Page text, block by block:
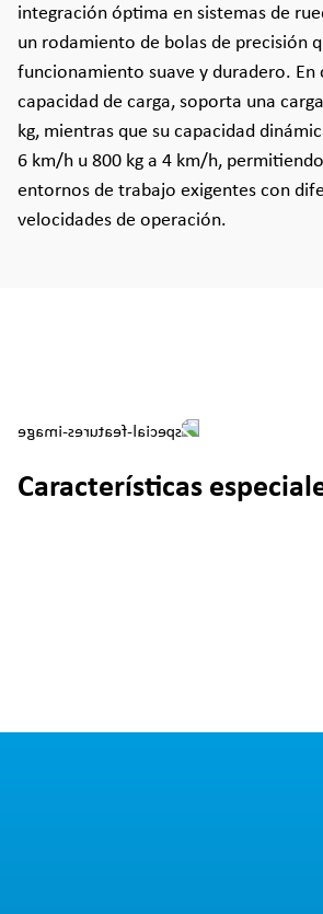
integración óptima en sistemas de
un rodamiento de bolas de precisión
funcionamiento suave y duradero. En
capacidad de carga, soporta una
kg, mientras que su capacidad
6 km/h u 800 kg a 4 km/h,
entornos de trabajo exigentes con
velocidades de operación.
Características